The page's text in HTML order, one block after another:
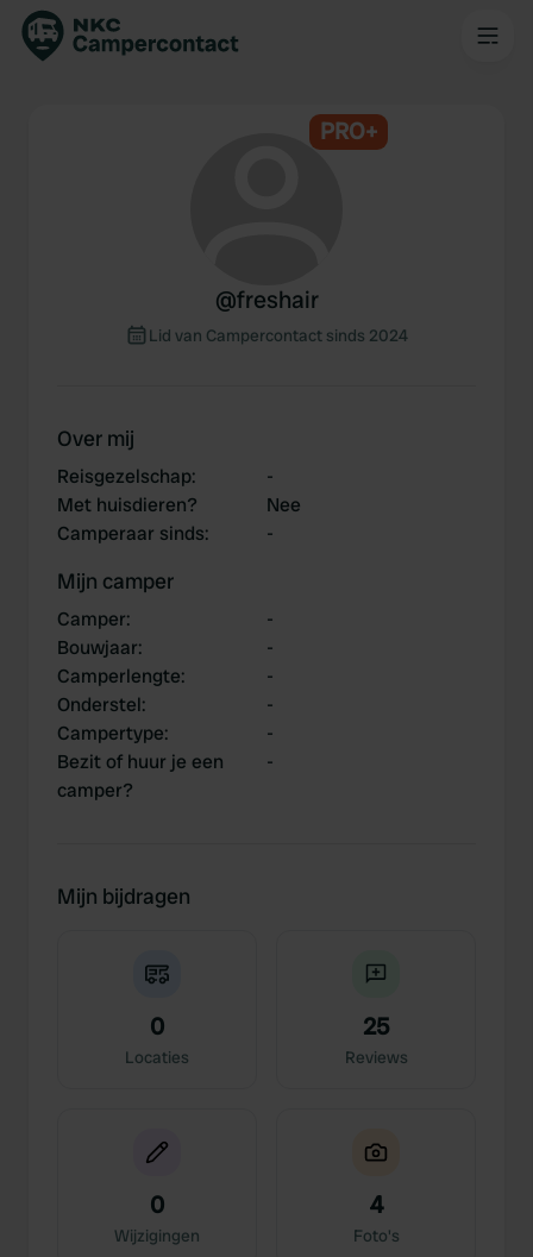
PRO+
@freshair
Lid van Campercontact sinds 2024
Over mij
Reisgezelschap:
-
Met huisdieren?
Nee
Camperaar sinds: -
Mijn camper
Camper:
-
Bouwjaar:
-
Camperlengte:
-
Onderstel:
-
Campertype:
-
Bezit of huur je een
camper?
-
Mijn bijdragen
0
Locaties
25
Reviews
0
Wijzigingen
4
Foto's